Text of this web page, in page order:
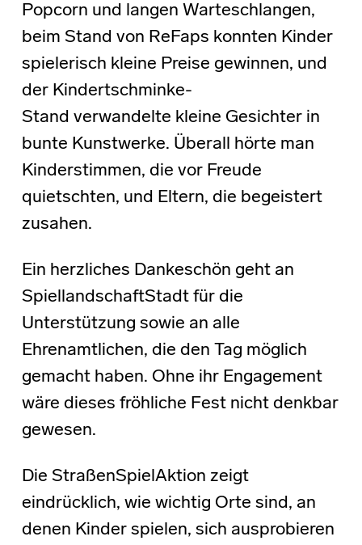
Popcorn und langen Warteschlangen,
beim Stand von ReFaps konnten Kinder
spielerisch kleine Preise gewinnen, und
der Kindertschminke-
Stand verwandelte kleine Gesichter in
bunte Kunstwerke. Überall hörte man
Kinderstimmen, die vor Freude
quietschten, und Eltern, die begeistert
zusahen.
Ein herzliches Dankeschön geht an
SpiellandschaftStadt für die
Unterstützung sowie an alle
Ehrenamtlichen, die den Tag möglich
gemacht haben. Ohne ihr Engagement
wäre dieses fröhliche Fest nicht denkbar
gewesen.
Die StraßenSpielAktion zeigt
eindrücklich, wie wichtig Orte sind, an
denen Kinder spielen, sich ausprobieren